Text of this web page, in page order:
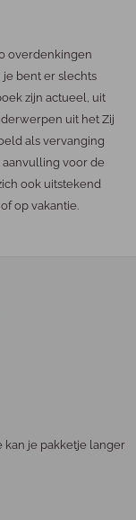
overdenkingen
bent er slechts
zijn actueel, uit
uit het Zij
als vervanging
aanvulling voor de
ook uitstekend
op vakantie.
kan je pakketje langer